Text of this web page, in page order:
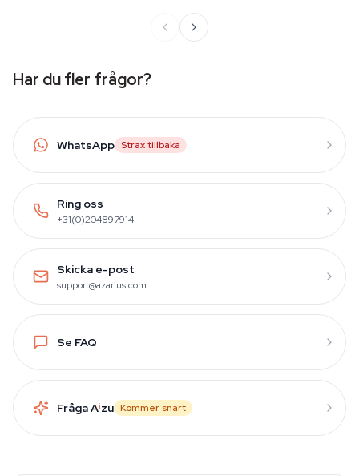
Har du fler frågor?
WhatsApp Strax tillbaka
Ring oss
+31(0)204897914
Skicka e-post
support@azarius.com
Se FAQ
Fråga Aizu Kommer snart